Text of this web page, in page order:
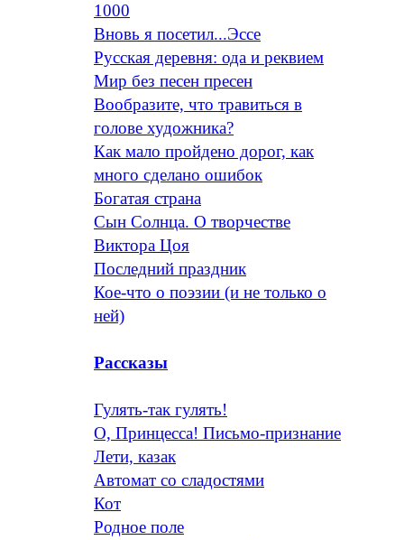
1000
Вновь я посетил...Эссе
Русская деревня: ода и реквием
Мир без песен пресен
Вообразите, что травиться в
голове художника?
Как мало пройдено дорог, как
много сделано ошибок
Богатая страна
Сын Солнца. О творчестве
Виктора Цоя
Последний праздник
Кое-что о поэзии (и не только о
ней)
Рассказы
Гулять-так гулять!
О, Принцесса! Письмо-признание
Лети, казак
Автомат со сладостями
Кот
Родное поле